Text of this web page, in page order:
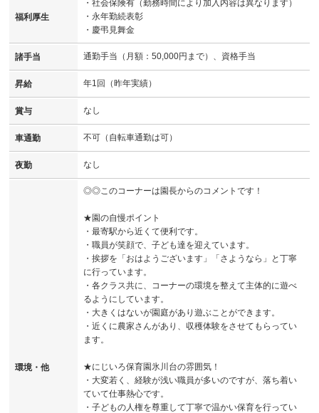
福利厚生
・社会保険有（勤務時間により加入内容は異なります）
・永年勤続表彰
・慶弔見舞金
諸手当 通勤手当（月額：50,000円まで）、資格手当
昇給 年1回（昨年実績）
賞与 なし
車通勤 不可（自転車通勤は可）
夜勤 なし
環境・他
◎◎このコーナーは園長からのコメントです！
★園の自慢ポイント
・最寄駅から近くて便利です。
・職員が笑顔で、子ども達を迎えています。
・挨拶を「おはようございます」「さようなら」と丁寧
に行っています。
・各クラス共に、コーナーの環境を整えて主体的に遊べ
るようにしています。
・大きくはないが園庭があり遊ぶことができます。
・近くに農家さんがあり、収穫体験をさせてもらってい
ます。
★にじいろ保育園氷川台の雰囲気！
・大変若く、経験が浅い職員が多いのですが、落ち着い
ていて仕事熱心です。
・子どもの人権を尊重して丁寧で温かい保育を行ってい